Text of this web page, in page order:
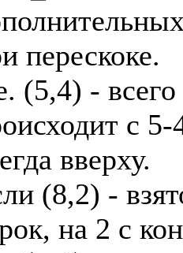
перескоке.
(5,4) - всего
с
вверху.
(8,2) -
на 2 с